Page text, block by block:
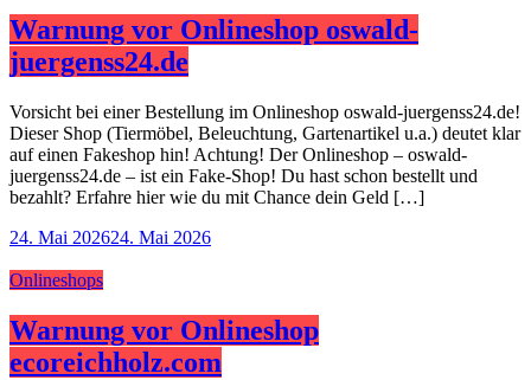
Warnung vor Onlineshop oswald-
juergenss24.de
Vorsicht bei einer Bestellung im Onlineshop oswald-juergenss24.de!
Dieser Shop (Tiermöbel, Beleuchtung, Gartenartikel u.a.) deutet klar
auf einen Fakeshop hin! Achtung! Der Onlineshop – oswald-
juergenss24.de – ist ein Fake-Shop! Du hast schon bestellt und
bezahlt? Erfahre hier wie du mit Chance dein Geld […]
24. Mai 202624. Mai 2026
Onlineshops
Warnung vor Onlineshop
ecoreichholz.com